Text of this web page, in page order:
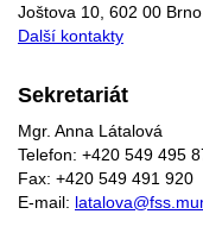
Joštova 10, 602 00 Brno
Další kontakty
Sekretariát
Mgr. Anna Látalová
Telefon: +420 549 495
Fax: +420 549 491 920
E-mail: